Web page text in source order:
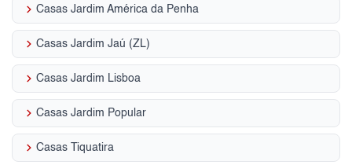
keyboard_arrow_right Casas Jardim América da Penha
keyboard_arrow_right Casas Jardim Jaú (ZL)
keyboard_arrow_right Casas Jardim Lisboa
keyboard_arrow_right Casas Jardim Popular
keyboard_arrow_right Casas Tiquatira